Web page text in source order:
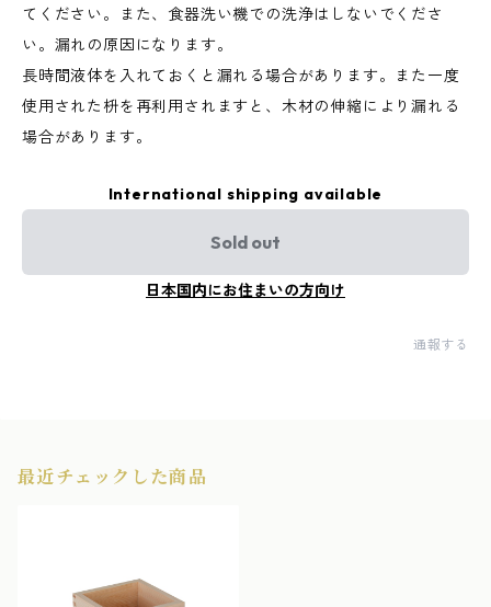
てください。また、食器洗い機での洗浄はしないでくださ
い。漏れの原因になります。
長時間液体を入れておくと漏れる場合があります。また一度
使用された枡を再利用されますと、木材の伸縮により漏れる
場合があります。
International shipping available
Sold out
日本国内にお住まいの方向け
通報する
最近チェックした商品